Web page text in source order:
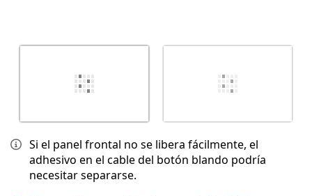
Si el panel frontal no se libera fácilmente, el
adhesivo en el cable del botón blando podría
necesitar separarse.